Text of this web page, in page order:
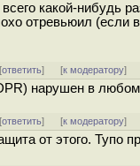
какой-нибудь
отревьюил
ответить] [к модератору]
нарушен в
ответить] [к модератору]
от этого. Тупо